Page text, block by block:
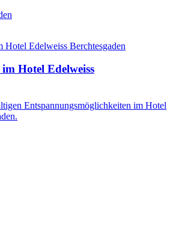
Hotel Edelweiss
Entspannungsmöglichkeiten im Hotel